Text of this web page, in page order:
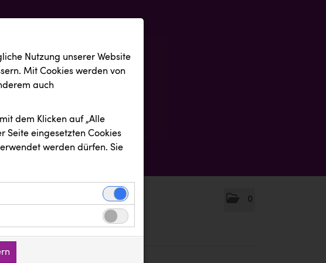
0
Nutzung unserer Website
Mit Cookies werden von
auch
dem Klicken auf „Alle
Seite eingesetzten Cookies
werden dürfen. Sie
sind für die einwandfreie
personenbezogenen